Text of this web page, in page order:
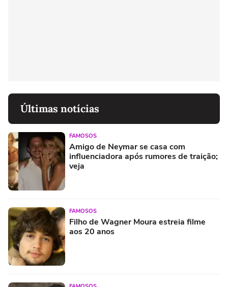
Últimas notícias
FAMOSOS
Amigo de Neymar se casa com
influenciadora após rumores de traição;
veja
FAMOSOS
Filho de Wagner Moura estreia filme
aos 20 anos